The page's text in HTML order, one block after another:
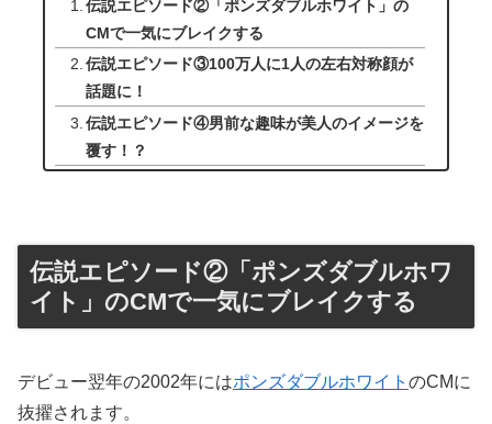
伝説エピソード②「ポンズダブルホワイト」の
CMで一気にブレイクする
伝説エピソード③100万人に1人の左右対称顔が
話題に！
伝説エピソード④男前な趣味が美人のイメージを
覆す！？
伝説エピソード②「ポンズダブルホワ
イト」のCMで一気にブレイクする
デビュー翌年の2002年にはポンズダブルホワイト のCMに
抜擢されます。